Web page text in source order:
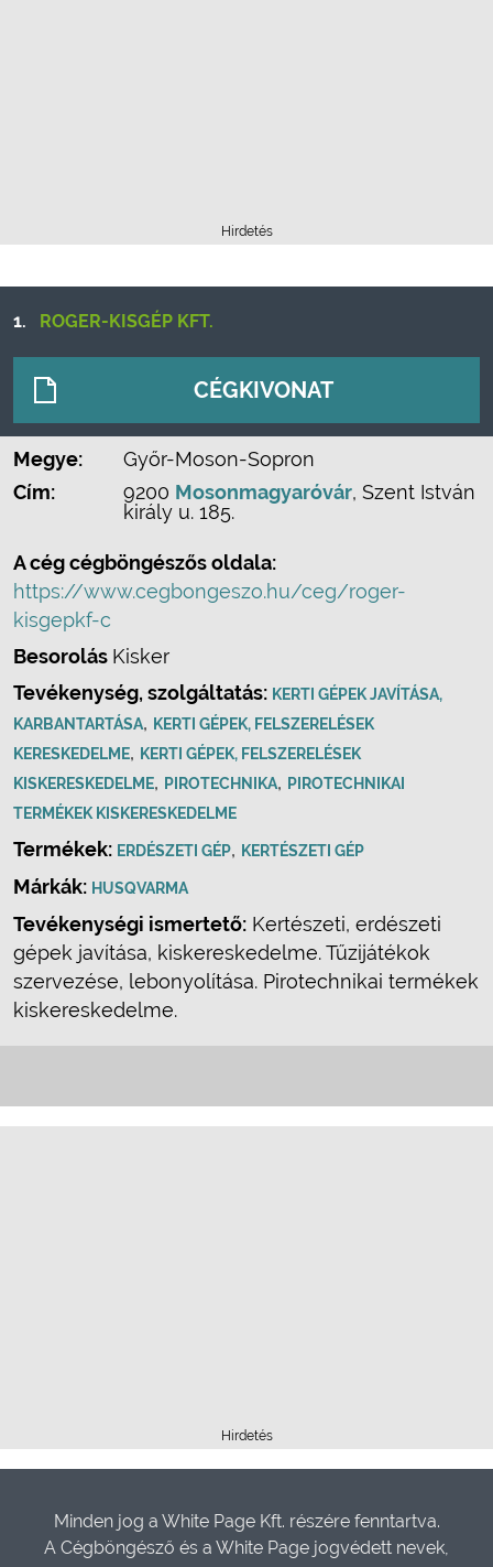
Hirdetés
1. ROGER-KISGÉP KFT.
CÉGKIVONAT
Megye:
Győr-Moson-Sopron
Cím:
9200 Mosonmagyaróvár, Szent István
király u. 185.
A cég cégböngészős oldala:
https://www.cegbongeszo.hu/ceg/roger-
kisgepkf-c
Besorolás Kisker
Tevékenység, szolgáltatás: KERTI GÉPEK JAVÍTÁSA,
KARBANTARTÁSA, KERTI GÉPEK, FELSZERELÉSEK
KERESKEDELME, KERTI GÉPEK, FELSZERELÉSEK
KISKERESKEDELME, PIROTECHNIKA, PIROTECHNIKAI
TERMÉKEK KISKERESKEDELME
Termékek: ERDÉSZETI GÉP, KERTÉSZETI GÉP
Márkák: HUSQVARMA
Tevékenységi ismertető: Kertészeti, erdészeti
gépek javítása, kiskereskedelme. Tűzijátékok
szervezése, lebonyolítása. Pirotechnikai termékek
kiskereskedelme.
Hirdetés
Minden jog a White Page Kft. részére fenntartva.
A Cégböngésző és a White Page jogvédett nevek,